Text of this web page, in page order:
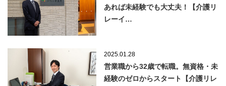
あれば未経験でも大丈夫！【介護リ
レーイ…
2025.01.28
営業職から32歳で転職。無資格・未
経験のゼロからスタート【介護リレ